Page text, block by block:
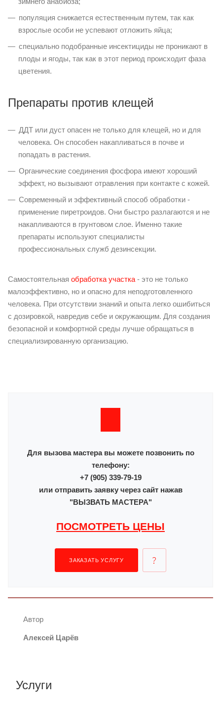
популяция снижается естественным путем, так как
взрослые особи не успевают отложить яйца;
специально подобранные инсектициды не проникают в
плоды и ягоды, так как в этот период происходит фаза
цветения.
Препараты против клещей
ДДТ или дуст опасен не только для клещей, но и для
человека. Он способен накапливаться в почве и
попадать в растения.
Органические соединения фосфора имеют хороший
эффект, но вызывают отравления при контакте с кожей.
Современный и эффективный способ обработки -
применение пиретроидов. Они быстро разлагаются и не
накапливаются в грунтовом слое. Именно такие
препараты используют специалисты
профессиональных служб дезинсекции.
Самостоятельная обработка участка - это не только
малоэффективно, но и опасно для неподготовленного
человека. При отсутствии знаний и опыта легко ошибиться
с дозировкой, навредив себе и окружающим. Для создания
безопасной и комфортной среды лучше обращаться в
специализированную организацию.
Для вызова мастера вы можете позвонить по
телефону:
+7 (905) 339-79-19
или отправить заявку через сайт нажав
"ВЫЗВАТЬ МАСТЕРА"
ПОСМОТРЕТЬ ЦЕНЫ
ЗАКАЗАТЬ УСЛУГУ
Автор
Алексей Царёв
Услуги